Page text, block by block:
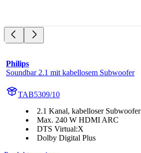
Philips
Soundbar 2.1 mit kabellosem Subwoofer
TAB5309/10
2.1 Kanal, kabelloser Subwoofer
Max. 240 W HDMI ARC
DTS Virtual:X
Dolby Digital Plus